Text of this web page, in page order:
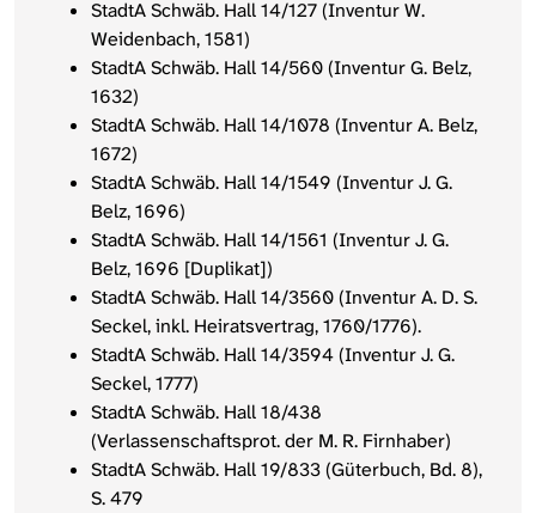
StadtA Schwäb. Hall 14/127 (Inventur W.
Weidenbach, 1581)
StadtA Schwäb. Hall 14/560 (Inventur G. Belz,
1632)
StadtA Schwäb. Hall 14/1078 (Inventur A. Belz,
1672)
StadtA Schwäb. Hall 14/1549 (Inventur J. G.
Belz, 1696)
StadtA Schwäb. Hall 14/1561 (Inventur J. G.
Belz, 1696 [Duplikat])
StadtA Schwäb. Hall 14/3560 (Inventur A. D. S.
Seckel, inkl. Heiratsvertrag, 1760/1776).
StadtA Schwäb. Hall 14/3594 (Inventur J. G.
Seckel, 1777)
StadtA Schwäb. Hall 18/438
(Verlassenschaftsprot. der M. R. Firnhaber)
StadtA Schwäb. Hall 19/833 (Güterbuch, Bd. 8),
S. 479